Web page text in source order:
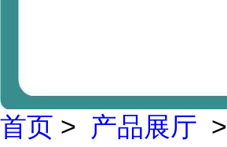
首页 > 产品展厅 >